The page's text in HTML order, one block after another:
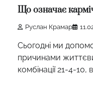
Що означає
Руслан Крамар
Сьогодні ми
причинами
комбінації 21-4-10,